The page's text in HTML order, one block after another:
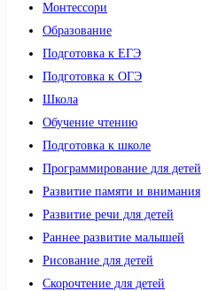
Монтессори
Образование
Подготовка к ЕГЭ
Подготовка к ОГЭ
Школа
Обучение чтению
Подготовка к школе
Программирование для детей
Развитие памяти и внимания
Развитие речи для детей
Раннее развитие малышей
Рисование для детей
Скорочтение для детей